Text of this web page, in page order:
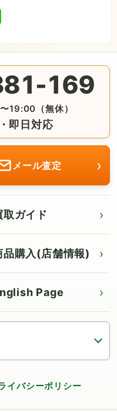
169
19:00（無休）
即日対応
問合せは番号をタップ♪
メール査定 ›
取ガイド
品購入(店舗情報)
Page
for English page
イバシーポリシー